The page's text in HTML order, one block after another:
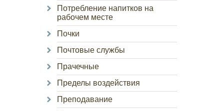
Потребление напитков на
рабочем месте
Почки
Почтовые службы
Прачечные
Пределы воздействия
Преподавание